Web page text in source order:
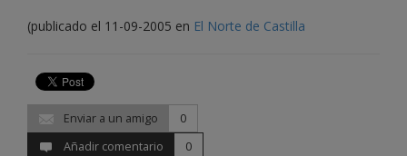
(publicado el 11-09-2005 en El Norte de Castilla
Enviar a un amigo
0
Añadir comentario
0